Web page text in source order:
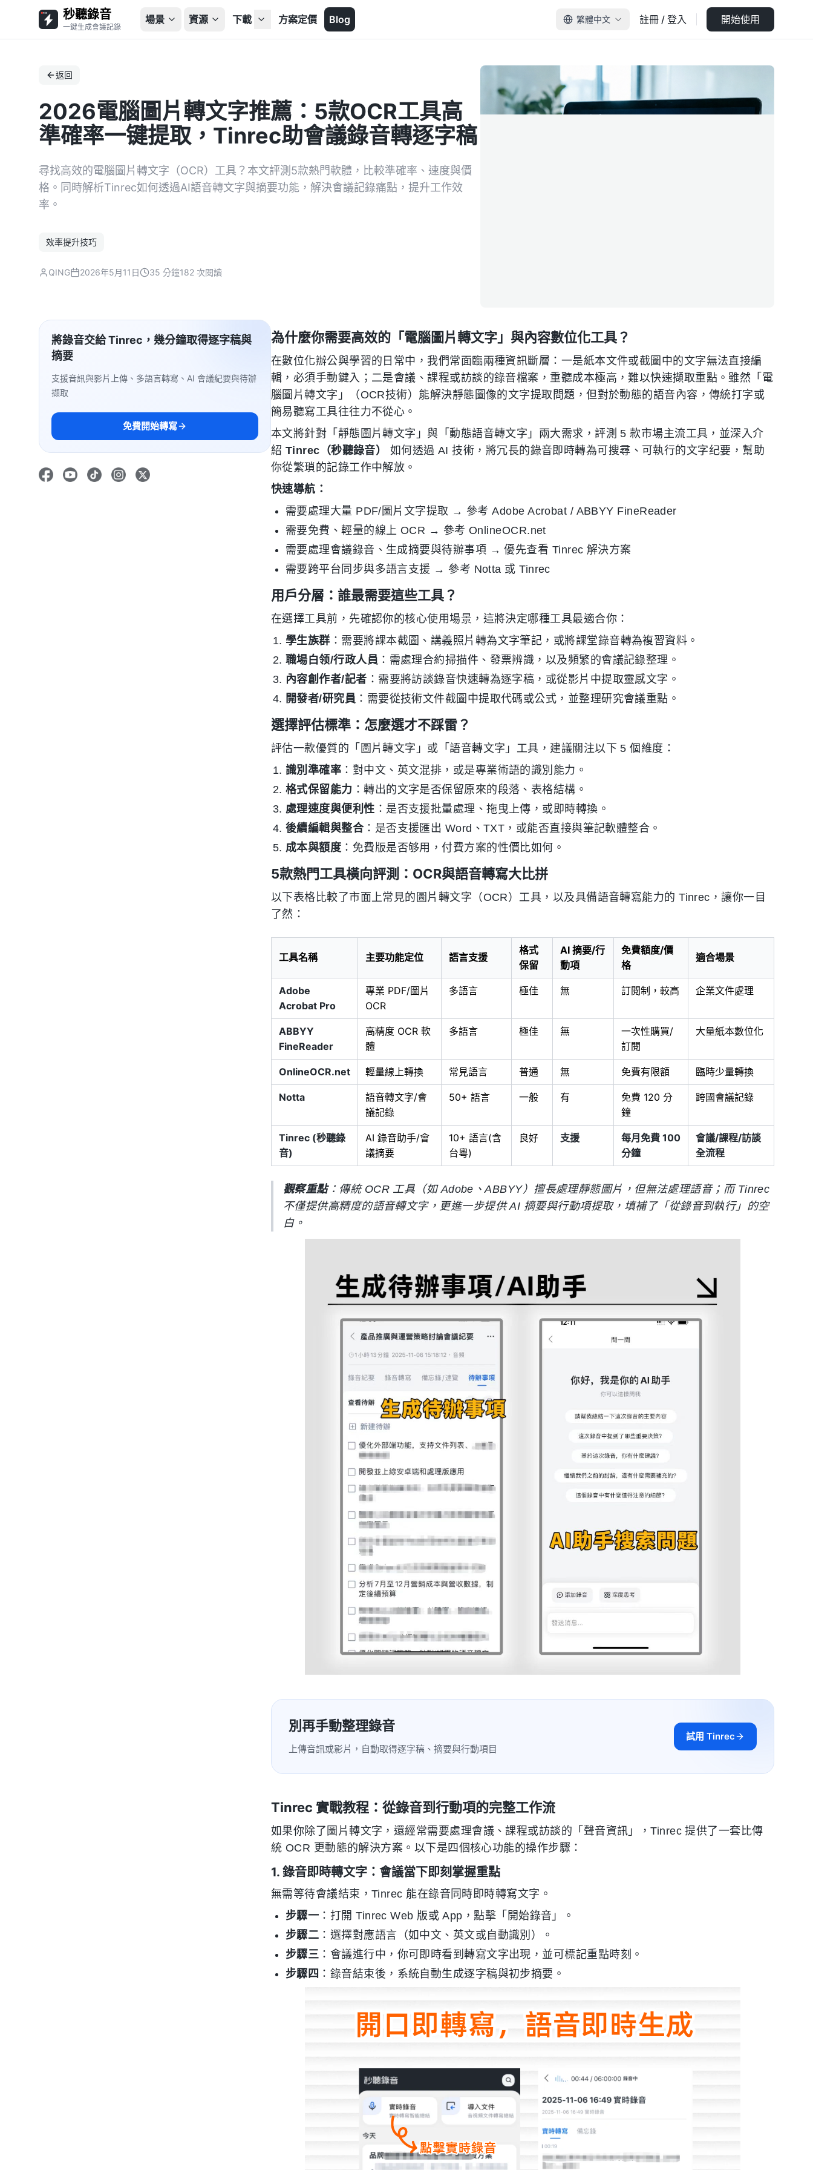
秒聽錄音
一鍵生成會議記錄
場景 資源 下載 方案定價 Blog 繁體中文 註冊 / 登入 開始使用
返回
2026電腦圖片轉文字推薦：5款OCR工具高
準確率一键提取，Tinrec助會議錄音轉逐字稿
尋找高效的電腦圖片轉文字（OCR）工具？本文評測5款熱門軟體，比較準確率、速度與價
格。同時解析Tinrec如何透過AI語音轉文字與摘要功能，解決會議記錄痛點，提升工作效
率。
效率提升技巧
QING 2026年5月11日 35 分鐘182 次閱讀
將錄音交給 Tinrec，幾分鐘取得逐字稿與
摘要
支援音訊與影片上傳、多語言轉寫、AI 會議紀要與待辦
擷取
免費開始轉寫
為什麼你需要高效的「電腦圖片轉文字」與內容數位化工具？
在數位化辦公與學習的日常中，我們常面臨兩種資訊斷層：一是紙本文件或截圖中的文字無法直接編
輯，必須手動鍵入；二是會議、課程或訪談的錄音檔案，重聽成本極高，難以快速擷取重點。雖然「電
腦圖片轉文字」（OCR技術）能解決靜態圖像的文字提取問題，但對於動態的語音內容，傳統打字或
簡易聽寫工具往往力不從心。
本文將針對「靜態圖片轉文字」與「動態語音轉文字」兩大需求，評測 5 款市場主流工具，並深入介
紹 Tinrec（秒聽錄音）
如何透過 AI 技術，將冗長的錄音即時轉為可搜尋、可執行的文字纪要，幫助
你從繁瑣的記錄工作中解放。
快速導航：
需要處理大量 PDF/圖片文字提取 → 參考 Adobe Acrobat / ABBYY FineReader
需要免費、輕量的線上 OCR → 參考 OnlineOCR.net
需要處理會議錄音、生成摘要與待辦事項 → 優先查看 Tinrec 解決方案
需要跨平台同步與多語言支援 → 參考 Notta 或 Tinrec
用戶分層：誰最需要這些工具？
在選擇工具前，先確認你的核心使用場景，這將決定哪種工具最適合你：
學生族群 ：需要將課本截圖、講義照片轉為文字筆記，或將課堂錄音轉為複習資料。
職場白领/行政人員 ：需處理合約掃描件、發票辨識，以及頻繁的會議記錄整理。
內容創作者/記者 ：需要將訪談錄音快速轉為逐字稿，或從影片中提取靈感文字。
開發者/研究員 ：需要從技術文件截圖中提取代碼或公式，並整理研究會議重點。
選擇評估標準：怎麼選才不踩雷？
評估一款優質的「圖片轉文字」或「語音轉文字」工具，建議關注以下 5 個維度：
識別準確率 ：對中文、英文混排，或是專業術語的識別能力。
格式保留能力 ：轉出的文字是否保留原來的段落、表格結構。
處理速度與便利性 ：是否支援批量處理、拖曳上傳，或即時轉換。
後續編輯與整合：是否支援匯出 Word、TXT，或能否直接與筆記軟體整合。
成本與額度 ：免費版是否够用，付費方案的性價比如何。
5款熱門工具橫向評測：OCR與語音轉寫大比拼
以下表格比較了市面上常見的圖片轉文字（OCR）工具，以及具備語音轉寫能力的 Tinrec，讓你一目
了然：
工具名稱 主要功能定位 語言支援
格式
保留
AI 摘要/行
動項
免費額度/價
格
適合場景
Adobe
Acrobat Pro
專業 PDF/圖片
OCR
多語言 極佳 無 訂閱制，較高 企業文件處理
ABBYY
FineReader
高精度 OCR 軟
體
多語言 極佳 無
一次性購買/
訂閱
大量紙本數位化
OnlineOCR.net 輕量線上轉換 常見語言 普通 無 免費有限額 臨時少量轉換
Notta
語音轉文字/會
議記錄
50+ 語言 一般 有
免費 120 分
鐘
跨國會議記錄
Tinrec (秒聽錄
音)
AI 錄音助手/會
議摘要
10+ 語言(含
台粵)
良好 支援
每月免費 100
分鐘
會議/課程/訪談
全流程
觀察重點：傳統 OCR 工具（如 Adobe、ABBYY）擅長處理靜態圖片，但無法處理語音；而 Tinrec
不僅提供高精度的語音轉文字，更進一步提供 AI 摘要與行動項提取，填補了「從錄音到執行」的空
白。
別再手動整理錄音
上傳音訊或影片，自動取得逐字稿、摘要與行動項目
試用 Tinrec
Tinrec 實戰教程：從錄音到行動項的完整工作流
如果你除了圖片轉文字，還經常需要處理會議、課程或訪談的「聲音資訊」，Tinrec 提供了一套比傳
統 OCR 更動態的解決方案。以下是四個核心功能的操作步驟：
1. 錄音即時轉文字：會議當下即刻掌握重點
無需等待會議結束，Tinrec 能在錄音同時即時轉寫文字。
步驟一 ：打開 Tinrec Web 版或 App，點擊「開始錄音」。
步驟二 ：選擇對應語言（如中文、英文或自動識別）。
步驟三 ：會議進行中，你可即時看到轉寫文字出現，並可標記重點時刻。
步驟四 ：錄音結束後，系統自動生成逐字稿與初步摘要。